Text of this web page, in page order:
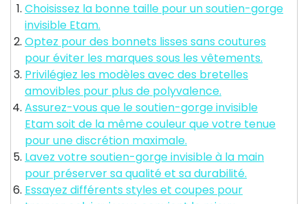
Choisissez la bonne taille pour un soutien-gorge
invisible Etam.
Optez pour des bonnets lisses sans coutures
pour éviter les marques sous les vêtements.
Privilégiez les modèles avec des bretelles
amovibles pour plus de polyvalence.
Assurez-vous que le soutien-gorge invisible
Etam soit de la même couleur que votre tenue
pour une discrétion maximale.
Lavez votre soutien-gorge invisible à la main
pour préserver sa qualité et sa durabilité.
Essayez différents styles et coupes pour